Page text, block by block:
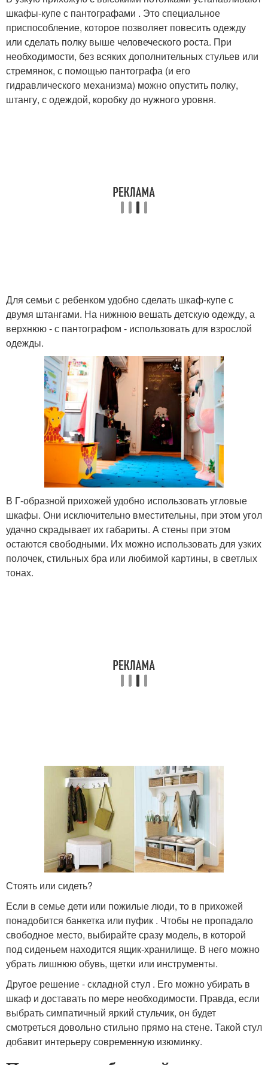
шкафы-купе с пантографами . Это специальное
приспособление, которое позволяет повесить одежду
или сделать полку выше человеческого роста. При
необходимости, без всяких дополнительных стульев или
стремянок, с помощью пантографа (и его
гидравлического механизма) можно опустить полку,
штангу, с одеждой, коробку до нужного уровня.
Для семьи с ребенком удобно сделать шкаф-купе с
двумя штангами. На нижнюю вешать детскую одежду, а
верхнюю - с пантографом - использовать для взрослой
одежды.
В Г-образной прихожей удобно использовать угловые
шкафы. Они исключительно вместительны, при этом угол
удачно скрадывает их габариты. А стены при этом
остаются свободными. Их можно использовать для узких
полочек, стильных бра или любимой картины, в светлых
тонах.
Стоять или сидеть?
Если в семье дети или пожилые люди, то в прихожей
понадобится банкетка или пуфик . Чтобы не пропадало
свободное место, выбирайте сразу модель, в которой
под сиденьем находится ящик-хранилище. В него можно
убрать лишнюю обувь, щетки или инструменты.
Другое решение - складной стул . Его можно убирать в
шкаф и доставать по мере необходимости. Правда, если
выбрать симпатичный яркий стульчик, он будет
смотреться довольно стильно прямо на стене. Такой стул
добавит интерьеру современную изюминку.